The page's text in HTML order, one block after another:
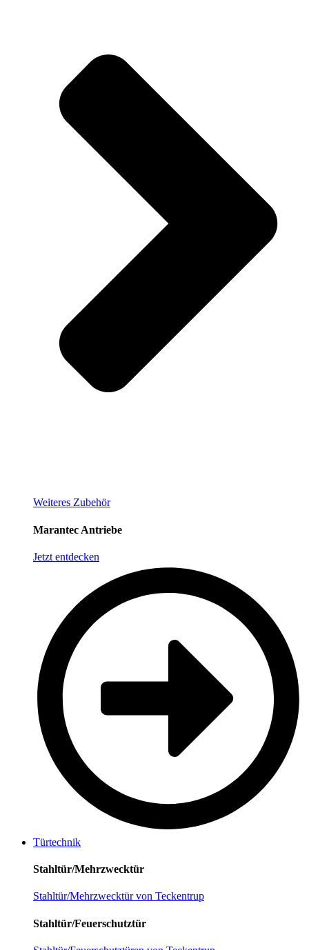
Weiteres Zubehör
Marantec Antriebe
Jetzt entdecken
Türtechnik
Stahltür/Mehrzwecktür
Stahltür/Mehrzwecktür von Teckentrup
Stahltür/Feuerschutztür